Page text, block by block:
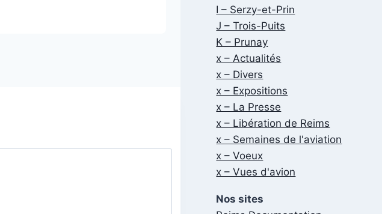
I – Serzy-et-Prin
J – Trois-Puits
K – Prunay
x – Actualités
x – Divers
x – Expositions
x – La Presse
x – Libération de Reims
x – Semaines de l'aviation
x – Voeux
x – Vues d'avion
Nos sites